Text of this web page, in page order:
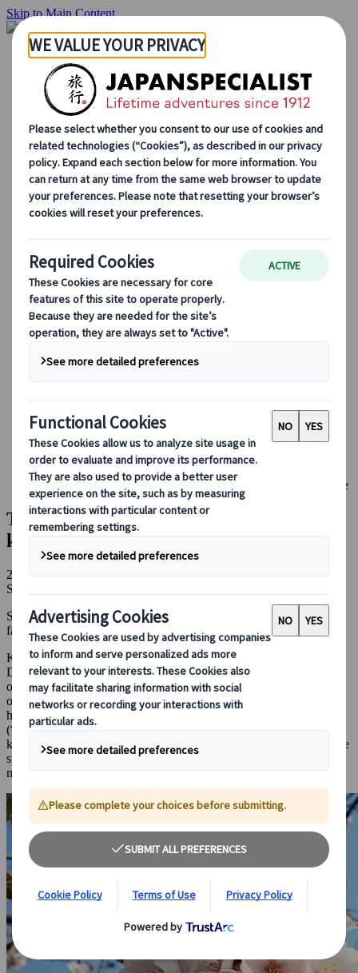
Skip to Main Content
Startside
Rejser
Individuelle rejser
Grupperejser
Kør-selv ferie
Udflugter
Skræddersyede grupperejser
Japan Rail Pass
Sådan arbejder vi
Om os
Vores team
Bliv en del af vores team
Sæsonbestemte rejsetips
Hovedattraktioner
Kulturelle indsigter
Kulinariske oplevelser
Opdag Japan i tog
Ofte stillede spørgsmål
Vigtige oplysninger
Etikette i Japan
Bilkørsel i Japan
Booking hos os
Japan Rail Pass
Indkvartering
Online rejserådgivning
Japanspecialist
Blog
Sæsonbestemte rejsetips
Top 5: de bedste steder i Japan at se kirsebærtræerne blomstre
Top 5: de bedste steder i Japan at se
kirsebærtræerne blomstre
21 mar. 2023
Sæsonbestemte rejsetips
Skal du til Japan i løbet af foråret, kan du godt forberede dig på en
fantastisk oplevelse!
Kirsebærtræerne blomstrer blot et par korte uger, men hvilke uger!
Dette er den smukkeste periode i Japan, hvor gader, stræder, parker
og broer pludselig dækkes af sarte lyserøde skyer. De er simpelthen
overalt! Og den lyserøde farve lyser virkelig op, fordi træerne ikke
har fået blade endnu, og træstammerne er meget mørke. Hanami
(“blomster-kigning”) er det japanske ord for at opleve
kirsebærtræerne, og mange lokale japanere holder picnic i de mange
smukke parker blandt de tusindvis af kirsebærtræer. Man spiser god
mad, drikker god sake og lader sig overvælde af det smukke syn.